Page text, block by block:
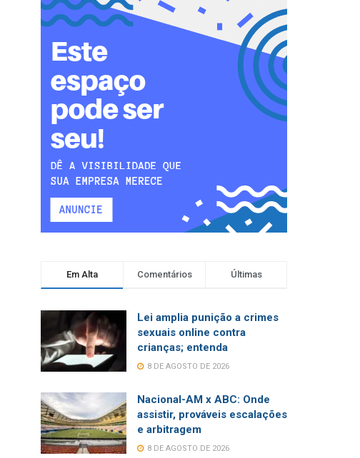
Em Alta Comentários Últimas
Lei amplia punição a crimes
sexuais online contra
crianças; entenda
8 DE AGOSTO DE 2026
Nacional-AM x ABC: Onde
assistir, prováveis escalações
e arbitragem
8 DE AGOSTO DE 2026